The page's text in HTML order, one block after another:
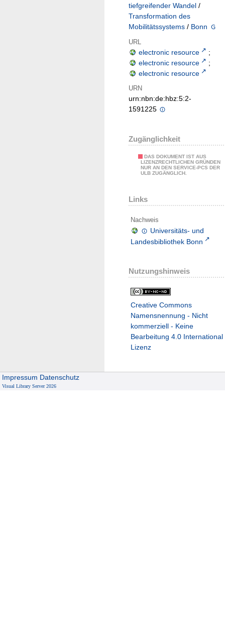
tiefgreifender Wandel /
Transformation des
Mobilitätssystems / Bonn
URL
electronic resource
;
electronic resource
;
electronic resource
URN
urn:nbn:de:hbz:5:2-
1591225
Zugänglichkeit
DAS DOKUMENT IST AUS
LIZENZRECHTLICHEN GRÜNDEN
NUR AN DEN SERVICE-PCS DER
ULB ZUGÄNGLICH.
Links
Nachweis
Universitäts- und
Landesbibliothek Bonn
Nutzungshinweis
Creative Commons
Namensnennung - Nicht
kommerziell - Keine
Bearbeitung 4.0 International
Lizenz
Impressum Datenschutz
Visual Library Server 2026